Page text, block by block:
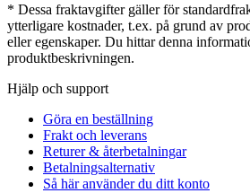
* Dessa fraktavgifter gäller för
ytterligare kostnader, t.ex. på grund av
eller egenskaper. Du hittar denna
produktbeskrivningen.
Hjälp och support
Göra en beställning
Frakt och leverans
Returer & återbetalningar
Betalningsalternativ
Så här använder du ditt konto